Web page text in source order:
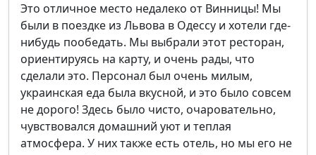
Это отличное место недалеко от Винницы! Мы
были в поездке из Львова в Одессу и хотели где-
нибудь пообедать. Мы выбрали этот ресторан,
ориентируясь на карту, и очень рады, что
сделали это. Персонал был очень милым,
украинская еда была вкусной, и это было совсем
не дорого! Здесь было чисто, очаровательно,
чувствовался домашний уют и теплая
атмосфера. У них также есть отель, но мы его не